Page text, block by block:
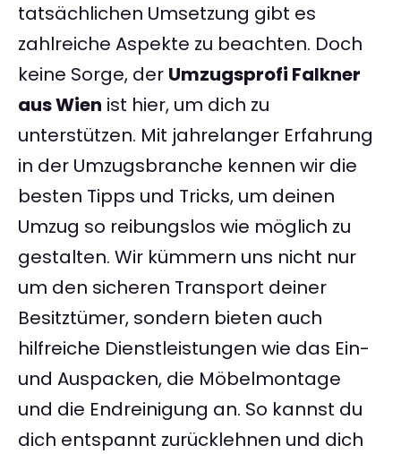
tatsächlichen Umsetzung gibt es
zahlreiche Aspekte zu beachten. Doch
keine Sorge, der Umzugsprofi Falkner
aus Wien ist hier, um dich zu
unterstützen. Mit jahrelanger Erfahrung
in der Umzugsbranche kennen wir die
besten Tipps und Tricks, um deinen
Umzug so reibungslos wie möglich zu
gestalten. Wir kümmern uns nicht nur
um den sicheren Transport deiner
Besitztümer, sondern bieten auch
hilfreiche Dienstleistungen wie das Ein-
und Auspacken, die Möbelmontage
und die Endreinigung an. So kannst du
dich entspannt zurücklehnen und dich